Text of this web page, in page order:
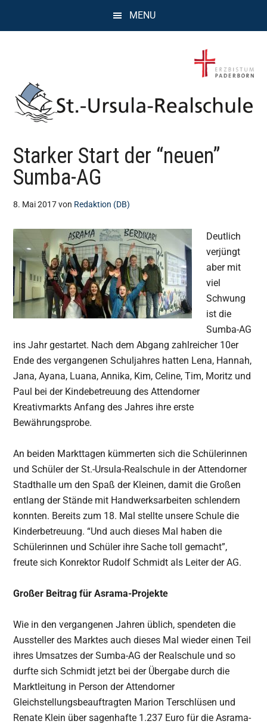
MENU
St.
Ursula
Realschule
Attendorn
Kompetenz,
Persönlichkeit,
Chancen
Starker Start der “neuen”
Sumba-AG
8. Mai 2017von Redaktion (DB)
Deutlich
verjüngt
aber mit
viel
Schwung
ist die
Sumba-AG
ins Jahr gestartet. Nach dem Abgang zahlreicher 10er
Ende des vergangenen Schuljahres hatten Lena, Hannah,
Jana, Ayana, Luana, Annika, Kim, Celine, Tim, Moritz und
Paul bei der Kindebetreuung des Attendorner
Kreativmarkts Anfang des Jahres ihre erste
Bewährungsprobe.
An beiden Markttagen kümmerten sich die Schülerinnen
und Schüler der St.-Ursula-Realschule in der Attendorner
Stadthalle um den Spaß der Kleinen, damit die Großen
entlang der Stände mit Handwerksarbeiten schlendern
konnten. Bereits zum 18. Mal stellte unsere Schule die
Kinderbetreuung. “Und auch dieses Mal haben die
Schülerinnen und Schüler ihre Sache toll gemacht”,
freute sich Konrektor Rudolf Schmidt als Leiter der AG.
Großer Beitrag für Asrama-Projekte
Wie in den vergangenen Jahren üblich, spendeten die
Aussteller des Marktes auch dieses Mal wieder einen Teil
ihres Umsatzes der Sumba-AG der Realschule und so
durfte sich Schmidt jetzt bei der Übergabe durch die
Marktleitung in Person der Attendorner
Gleichstellungsbeauftragten Marion Terschlüsen und
Renate Klein über sagenhafte 1.237 Euro für die Asrama-